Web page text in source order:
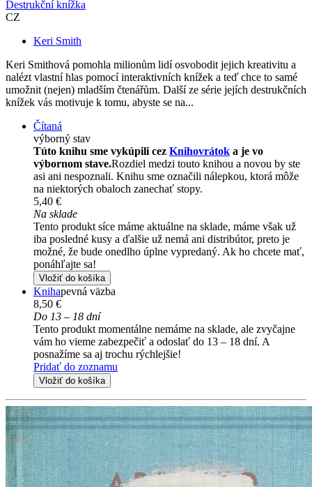
Destrukční knížka
CZ
Keri Smith
Keri Smithová pomohla milionům lidí osvobodit jejich kreativitu a
nalézt vlastní hlas pomocí interaktivních knížek a teď chce to samé
umožnit (nejen) mladším čtenářům. Další ze série jejích destrukčních
knížek vás motivuje k tomu, abyste se na...
Čítaná
výborný stav
Túto knihu sme vykúpili cez Knihovrátok a je vo
výbornom stave.Rozdiel medzi touto knihou a novou by ste
asi ani nespoznali. Knihu sme označili nálepkou, ktorá môže
na niektorých obaloch zanechať stopy.
5,40 €
Na sklade
Tento produkt síce máme aktuálne na sklade, máme však už
iba posledné kusy a ďalšie už nemá ani distribútor, preto je
možné, že bude onedlho úplne vypredaný. Ak ho chcete mať,
ponáhľajte sa!
Vložiť do košíka
Knihapevná väzba
8,50 €
Do 13 – 18 dní
Tento produkt momentálne nemáme na sklade, ale zvyčajne
vám ho vieme zabezpečiť a odoslať do 13 – 18 dní. A
posnažíme sa aj trochu rýchlejšie!
Pridať do zoznamu
Vložiť do košíka